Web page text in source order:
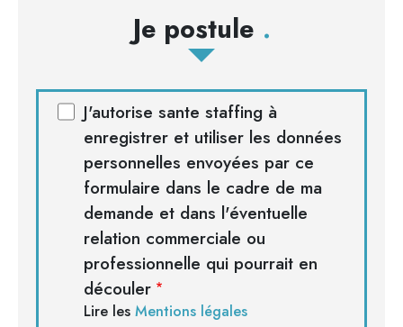
Je postule
J'autorise sante staffing à
enregistrer et utiliser les données
personnelles envoyées par ce
formulaire dans le cadre de ma
demande et dans l'éventuelle
relation commerciale ou
professionnelle qui pourrait en
découler
Lire les Mentions légales